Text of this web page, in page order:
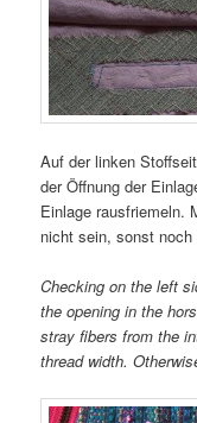
Auf der linken
der Öffnung der
Einlage rausfriemeln.
nicht sein, sonst noch
Checking on the left
the opening in the
stray fibers from the
thread width.